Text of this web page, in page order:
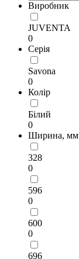
Виробник
JUVENTA
0
Серія
Savona
0
Колір
Білий
0
Ширина, мм
328
0
596
0
600
0
696